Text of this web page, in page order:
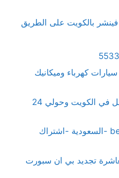
بالكويت على الطريق
كهرباء وميكانيك
بنشر وكهرباء سيارات متنقل في الكويت وحولي 24
بي ان سبورت - bein sport -السعودية -اشتراك
تجديد بي ان سبورت